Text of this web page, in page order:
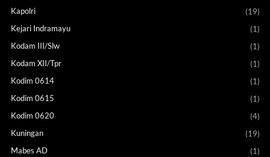
Kapolri
(19)
Kejari Indramayu
(1)
Kodam III/Slw
(1)
Kodam XII/Tpr
(1)
Kodim 0614
(1)
Kodim 0615
(1)
Kodim 0620
(4)
Kuningan
(19)
Mabes AD
(1)